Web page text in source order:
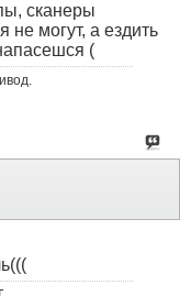
сканеры
не могут, а ездить
(